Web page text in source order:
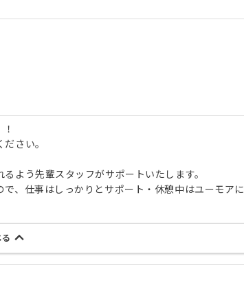
さい。
よう先輩スタッフがサポートいたします。
、仕事はしっかりとサポート・休憩中はユーモアに
る